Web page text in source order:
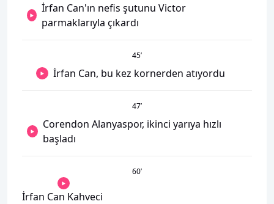
İrfan Can'ın nefis şutunu Victor
parmaklarıyla çıkardı
45’
İrfan Can, bu kez kornerden atıyordu
47’
Corendon Alanyaspor, ikinci yarıya hızlı
başladı
60’
İrfan Can Kahveci